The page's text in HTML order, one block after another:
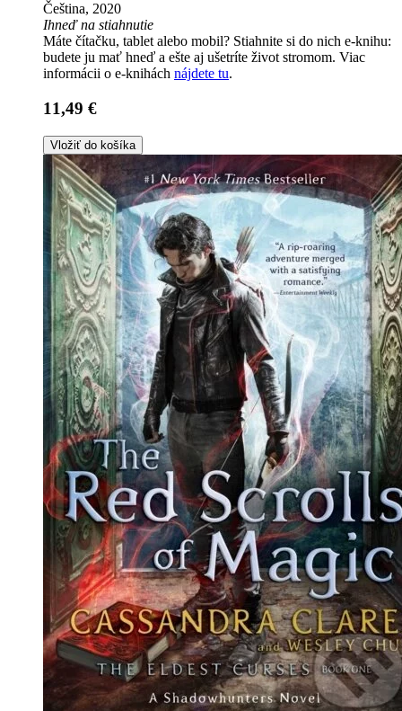
Čeština, 2020
Ihneď na stiahnutie
Máte čítačku, tablet alebo mobil? Stiahnite si do nich e-knihu:
budete ju mať hneď a ešte aj ušetríte život stromom. Viac
informácii o e-knihách nájdete tu.
11,49 €
Vložiť do košíka